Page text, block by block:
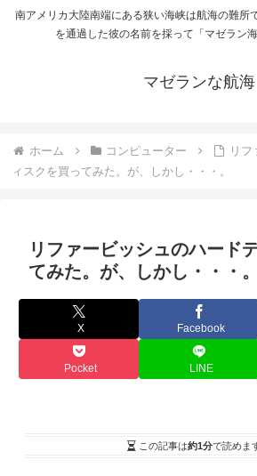
南アメリカ大陸南端にある狭い海峡は航海の難所
を通過した彼の名前を採って「マゼラン
マゼランな航海
ホーム コンピューター
リ
ィスクを買ってみた。が、しかし・・・。
リファービッシュのハード
てみた。が、しかし・・・。
X Facebook
Pocket LINE
この記事は約1分で読めま